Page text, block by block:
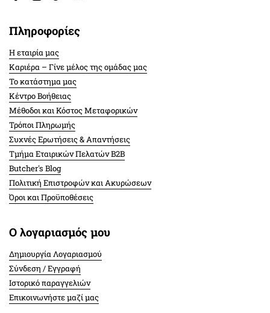
Πληροφορίες
Η εταιρία μας
Καριέρα – Γίνε μέλος της ομάδας μας
Το κατάστημα μας
Κέντρο Βοήθειας
Μέθοδοι και Κόστος Μεταφορικών
Τρόποι Πληρωμής
Συχνές Ερωτήσεις & Απαντήσεις
Τμήμα Εταιρικών Πελατών Β2Β
Butcher's Blog
Πολιτική Επιστροφών και Ακυρώσεων
Όροι και Προϋποθέσεις
Ο λογαριασμός μου
Δημιουργία Λογαριασμού
Σύνδεση / Εγγραφή
Ιστορικό παραγγελιών
Επικοινωνήστε μαζί μας